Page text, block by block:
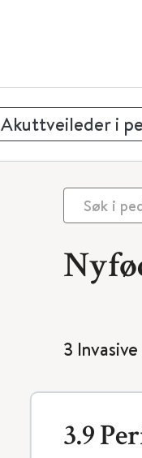
Akuttveileder i
3
3.9